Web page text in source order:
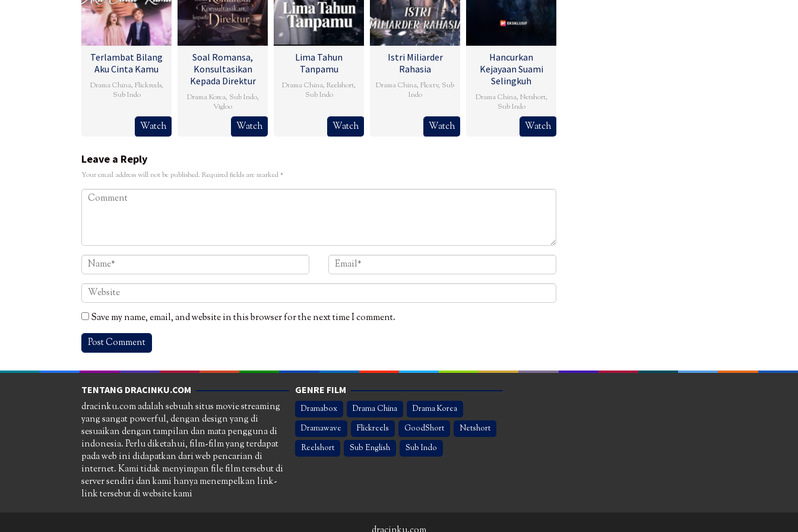
Terlambat Bilang
Aku Cinta Kamu
Drama China, Flickreels,
Sub Indo
Watch
Soal Romansa,
Konsultasikan
Kepada Direktur
Drama Korea, Sub Indo,
Vigloo
Watch
Lima Tahun
Tanpamu
Drama China, Reelshort,
Sub Indo
Watch
Istri Miliarder
Rahasia
Drama China, Flextv, Sub
Indo
Watch
Hancurkan
Kejayaan Suami
Selingkuh
Drama China, Netshort,
Sub Indo
Watch
Leave a Reply
Your email address will not be published. Required fields are marked*
Save my name, email, and website in this browser for the next time I comment.
TENTANG DRACINKU.COM
dracinku.com adalah sebuah situs movie streaming
yang sangat powerful, dengan design yang di
sesuaikan dengan tampilan dan mata pengguna di
indonesia. Perlu diketahui, film-film yang terdapat
pada web ini didapatkan dari web pencarian di
internet. Kami tidak menyimpan file film tersebut di
server sendiri dan kami hanya menempelkan link-
link tersebut di website kami
GENRE FILM
Dramabox Drama China
Drama Korea
Dramawave
Flickreels GoodShort
Netshort
Reelshort
Sub English Sub Indo